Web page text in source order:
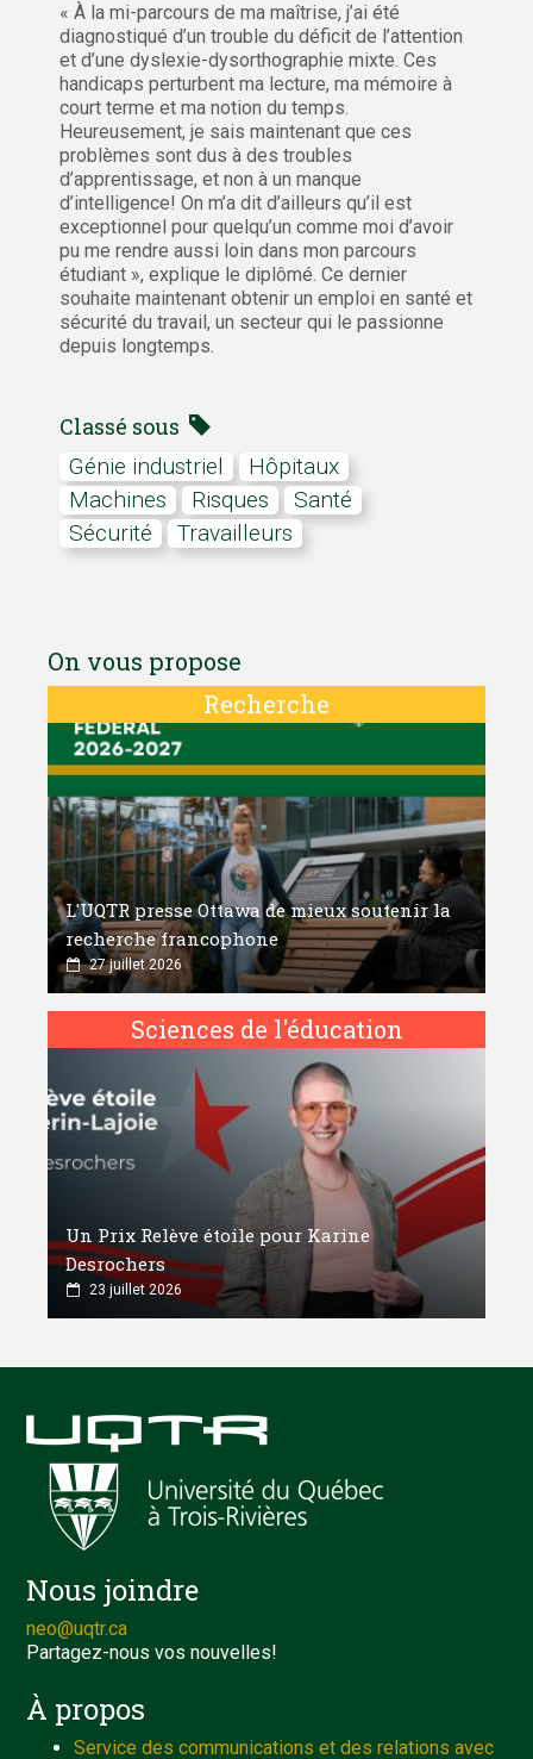
« À la mi-parcours de ma maîtrise, j’ai été
diagnostiqué d’un trouble du déficit de l’attention
et d’une dyslexie-dysorthographie mixte. Ces
handicaps perturbent ma lecture, ma mémoire à
court terme et ma notion du temps.
Heureusement, je sais maintenant que ces
problèmes sont dus à des troubles
d’apprentissage, et non à un manque
d’intelligence! On m’a dit d’ailleurs qu’il est
exceptionnel pour quelqu’un comme moi d’avoir
pu me rendre aussi loin dans mon parcours
étudiant », explique le diplômé. Ce dernier
souhaite maintenant obtenir un emploi en santé et
sécurité du travail, un secteur qui le passionne
depuis longtemps.
Classé sous
Génie industriel
hôpitaux
machines
risques
Santé
Sécurité
travailleurs
On vous propose
Recherche
L'UQTR presse Ottawa de mieux soutenir la
recherche francophone
27 juillet 2026
Sciences de l'éducation
Un Prix Relève étoile pour Karine
Desrochers
23 juillet 2026
Nous joindre
neo@uqtr.ca
Partagez-nous vos nouvelles!
À propos
Service des communications et des relations avec